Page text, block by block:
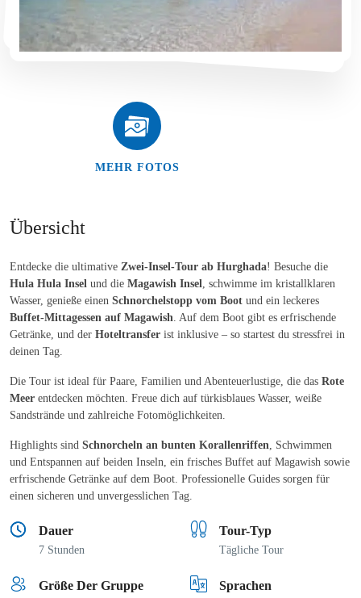
MEHR FOTOS
Übersicht
Entdecke die ultimative Zwei-Insel-Tour ab Hurghada! Besuche die
Hula Hula Insel und die Magawish Insel, schwimme im kristallklaren
Wasser, genieße einen Schnorchelstopp vom Boot und ein leckeres
Buffet-Mittagessen auf Magawish. Auf dem Boot gibt es erfrischende
Getränke, und der Hoteltransfer ist inklusive – so startest du stressfrei in
deinen Tag.
Die Tour ist ideal für Paare, Familien und Abenteuerlustige, die das Rote
Meer entdecken möchten. Freue dich auf türkisblaues Wasser, weiße
Sandstrände und zahlreiche Fotomöglichkeiten.
Highlights sind Schnorcheln an bunten Korallenriffen, Schwimmen
und Entspannen auf beiden Inseln, ein frisches Buffet auf Magawish sowie
erfrischende Getränke auf dem Boot. Professionelle Guides sorgen für
einen sicheren und unvergesslichen Tag.
Dauer
7 Stunden
Tour-Typ
Tägliche Tour
Größe Der Gruppe Sprachen